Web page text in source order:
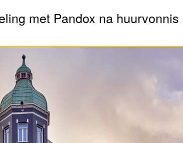
met Pandox na